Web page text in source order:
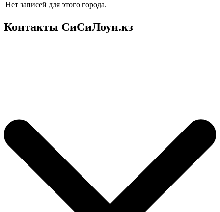
Нет записей для этого города.
Контакты СиСиЛоун.кз